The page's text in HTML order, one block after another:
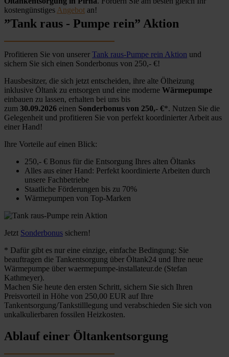
kostengünstiges Angebot an!
”Tank raus - Pumpe rein” Aktion
Profitieren Sie von unserer Tank raus-Pumpe rein Aktion und
sichern Sie sich einen Sonderbonus von 250,- €!
Hausbesitzer, die sich jetzt entscheiden, ihre alte Ölheizung
inklusive Öltank zu entsorgen und eine moderne Wärmepumpe
einbauen zu lassen, erhalten bei uns bis
zum 30.09.2026 einen Sonderbonus von 250,- €*. Nutzen Sie die
Gelegenheit und profitieren Sie von perfekt koordinierter Arbeit aus
einer Hand!
Ihre Vorteile auf einen Blick:
250,- € Bonus für die Entsorgung Ihres alten Öltanks
Alles aus einer Hand: Perfekt koordinierte Arbeiten durch
unsere Fachbetriebe
Staatliche Förderungen bis zu 70%
Wärmepumpen von Top-Marken
Jetzt Sonderbonus sichern!
* Dafür gibt es nur eine einzige, einfache Bedingung: Sie
beauftragen die Tankentsorgung über Öltank24 und Ihre neue
Wärmepumpe über waermepumpe-installateur.de (Stefan
Kathmeyer).
Machen Sie heute den ersten Schritt, sichern Sie sich Ihren
Preisvorteil in Höhe von 250,00 EUR auf Ihre
Tankentsorgung/Tankstilllegung und verabschieden Sie sich von
unkalkulierbaren fossilen Heizkosten.
Ablauf einer Öltankentsorgung